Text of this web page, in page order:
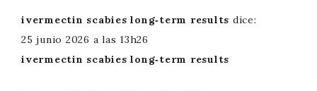
ivermectin scabies long‑term results dice:
25 junio 2026 a las 13h26
ivermectin scabies long‑term results